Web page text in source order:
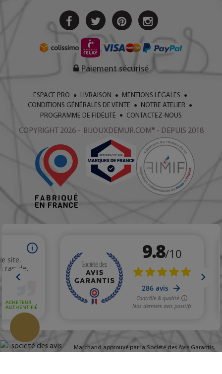
Change
Paiement sécurisé
ESPACE PRO LIVRAISON
MENTIONS LÉGALES
CONDITIONS GÉNÉRALES DE VENTE
NOTRE ATELIER
PROGRAMME DE FIDÉLITÉ
CONTACTEZ-NOUS
COPYRIGHT 2026 - BIJOUXDEMUR.COM® - DEPUIS 2018
Marchand approuvé par la Société des Avis Garantis,